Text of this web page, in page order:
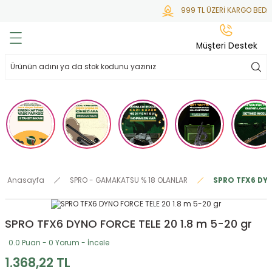
999 TL ÜZERİ KARGO
Anasayfa SPRO - GAMAKATSU % 18 OLANLAR SPRO TFX6
SPRO TFX6 DYNO FORCE TELE 20 1.8 m 5-20 gr
0.0 Puan - 0 Yorum - İncele
1.368,22 TL